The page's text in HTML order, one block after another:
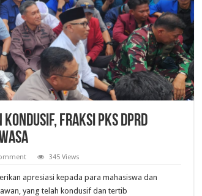
Fraksi PKS DPRD
345 Views
apresiasi kepada para mahasiswa dan
yang telah kondusif dan tertib